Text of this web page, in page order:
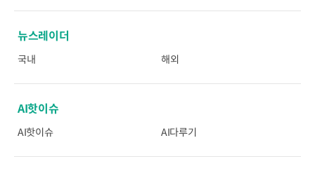
뉴스레이더
국내 해외
AI핫이슈
AI핫이슈 AI다루기